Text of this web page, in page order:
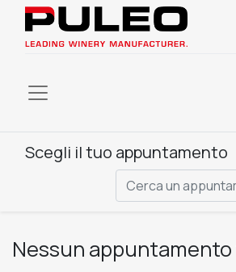
Scegli il tuo appuntamento
Nessun